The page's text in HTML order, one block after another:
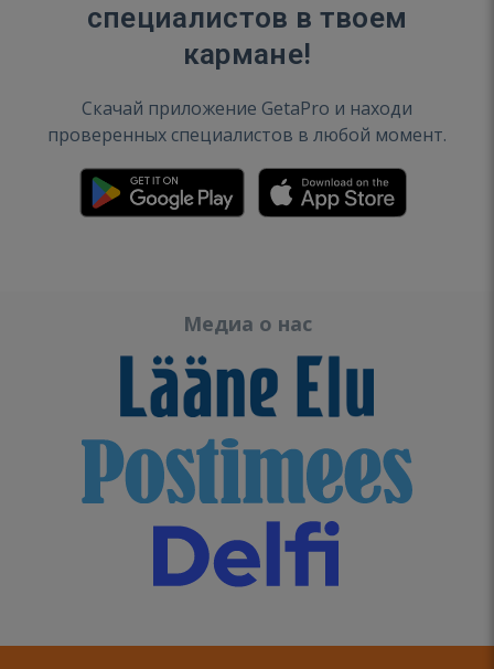
специалистов в твоем
кармане!
Скачай приложение GetaPro и находи
проверенных специалистов в любой момент.
Медиа о нас